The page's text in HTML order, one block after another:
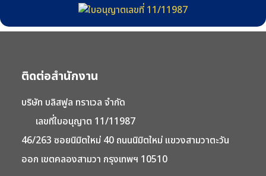
ติดต่อสำนักงาน
บริษัท บลิสฟูล ทราเวล จำกัด
เลขที่ใบอนุญาต 11/11987
46/263 ซอยนิมิตใหม่ 40 ถนนนิมิตใหม่ แขวงสามวาตะวัน
ออก เขตคลองสามวา กรุงเทพฯ 10510